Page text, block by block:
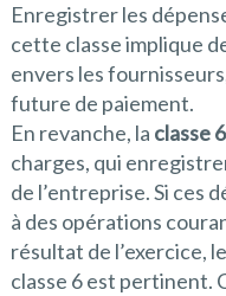
Enregistrer les
cette classe implique
envers les
future de paiement.
En revanche, la classe 6
charges, qui
de l’entreprise. Si ces
à des opérations
résultat de l’exercice,
classe 6 est pertinent.